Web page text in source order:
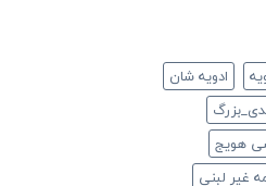
ادویه شان
هویج
غیر لبنی